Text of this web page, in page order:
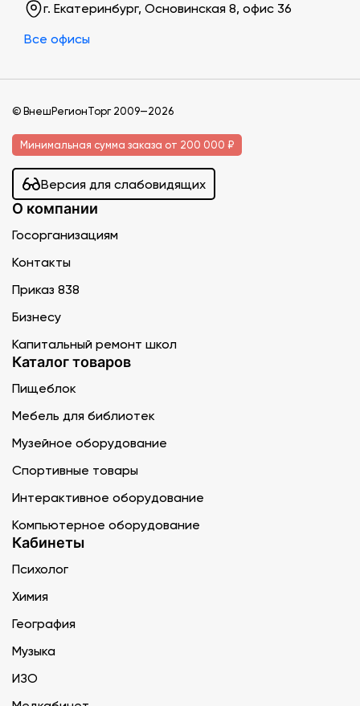
г. Екатеринбург, Основинская 8, офис 36
Все офисы
© ВнешРегионТорг 2009—2026
Минимальная сумма заказа от 200 000 ₽
Версия для слабовидящих
О компании
Госорганизациям
Контакты
Приказ 838
Бизнесу
Капитальный ремонт школ
Каталог товаров
Пищеблок
Мебель для библиотек
Музейное оборудование
Спортивные товары
Интерактивное оборудование
Компьютерное оборудование
Кабинеты
Психолог
Химия
География
Музыка
ИЗО